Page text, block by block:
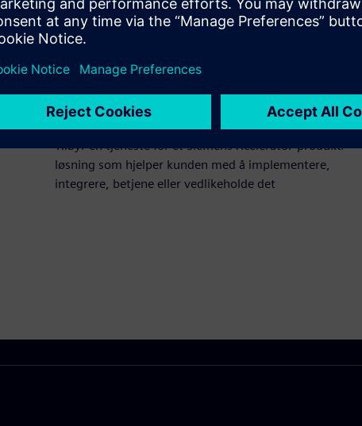
Build
Utvider eller bygger på et Siemens Xcelerator-produkt/-
kundeløsning via integrering av Siemens Xcelerator-
Service
Tilbyr en tjeneste for et Siemens Xcelerator-produkt/-
løsning som hjelper kunden med å implementere,
integrere, betjene eller vedlikeholde det